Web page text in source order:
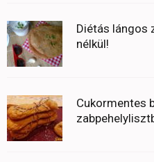
Diétás lángos
nélkül!
Cukormentes